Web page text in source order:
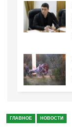
ГЛАВНОЕ НОВОСТИ